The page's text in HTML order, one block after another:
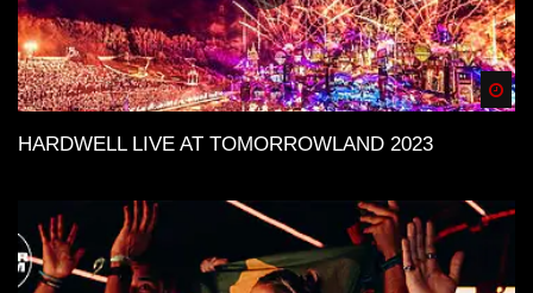
HARDWELL LIVE AT TOMORROWLAND 2023